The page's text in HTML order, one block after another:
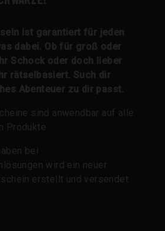
ist garantiert für jeden
dabei. Ob für groß oder
Schock oder doch lieber
rätselbasiert. Such dir
Abenteuer zu dir passt.
sind anwendbar auf alle
Produkte
bei
wird ein neuer
erstellt und versendet